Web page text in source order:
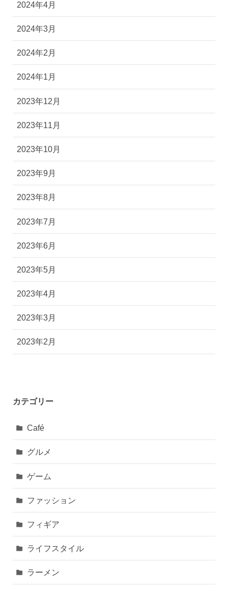
2024年5月
2024年4月
2024年3月
2024年2月
2024年1月
2023年12月
2023年11月
2023年10月
2023年9月
2023年8月
2023年7月
2023年6月
2023年5月
2023年4月
2023年3月
カテゴリー
Café
グルメ
ゲーム
ファッション
フィギア
ライフスタイル